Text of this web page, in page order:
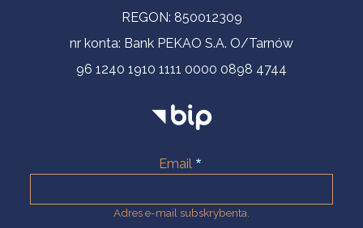
REGON: 850012309
nr konta: Bank PEKAO S.A. O/Tarnów
96 1240 1910 1111 0000 0898 4744
Email
Adres e-mail subskrybenta.